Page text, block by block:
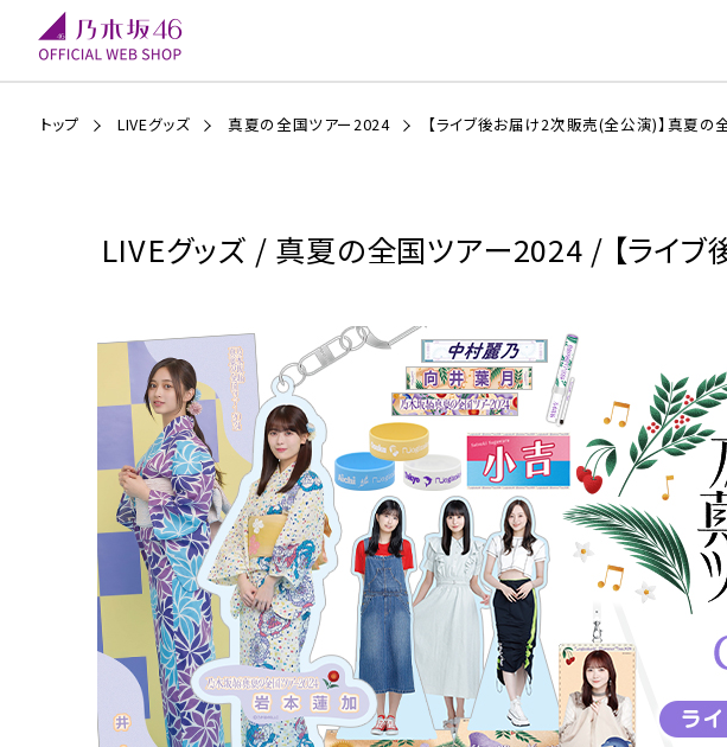
トップ LIVEグッズ 真夏の全国ツアー2024 【ライブ後お届け2次販売(全公演)】真夏の
LIVEグッズ / 真夏の全国ツアー2024 / 【ライ